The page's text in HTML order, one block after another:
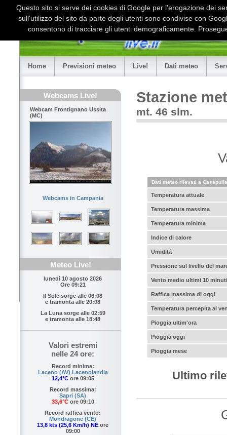
Home Previsioni meteo Live! Dati meteo
Webcams Live!
Webcam Frontignano Ussita
(MC)
Webcams in Campania
Meteo Live!
lunedì 10 agosto 2026
Ore 09:21
Il Sole sorge alle 06:08
e tramonta alle 20:08
La Luna sorge alle 02:59
e tramonta alle 18:48
Valori estremi
nelle 24 ore:
Record minima:
Laceno (AV) Lacenolandia
12,4°Core 09:05
Record massima:
Sapri (SA)
33,6°Core 09:10
Record raffica vento:
Mondragone (CE)
13,8 kts (25,6 Km/h) NE ore
09:00
Stazione
mt. 46 slm.
Dati meteo rilevati a
Temperatura attuale
Temperatura massima
Temperatura minima
Indice di calore
Umidità
Pressione sul livello del
Vento medio ultimi 10 minuti
Raffica massima di oggi
Temperatura percepita al
Pioggia ultim'ora
Pioggia oggi
Pioggia mese
Ultimo
Questo sito si serve dei cookies di Google per l'erogazione dei
sull'utilizzo del sito da parte degli utenti sono condivise con
consentono di tracciare gli utenti demograficamente.